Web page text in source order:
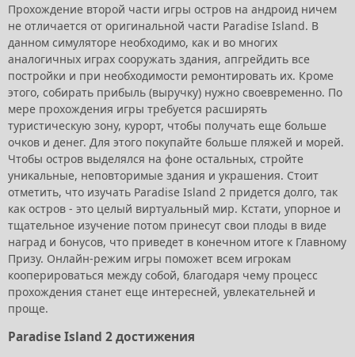
Прохождение второй части игры остров на андроид ничем
не отличается от оригинальной части Paradise Island. В
данном симуляторе необходимо, как и во многих
аналогичных играх сооружать здания, апгрейдить все
постройки и при необходимости ремонтировать их. Кроме
этого, собирать прибыль (выручку) нужно своевременно. По
мере прохождения игры требуется расширять
туристическую зону, курорт, чтобы получать еще больше
очков и денег. Для этого покупайте больше пляжей и морей.
Чтобы остров выделялся на фоне остальных, стройте
уникальные, неповторимые здания и украшения. Стоит
отметить, что изучать Paradise Island 2 придется долго, так
как остров - это целый виртуальный мир. Кстати, упорное и
тщательное изучение потом принесут свои плоды в виде
наград и бонусов, что приведет в конечном итоге к Главному
Призу. Онлайн-режим игры поможет всем игрокам
кооперироваться между собой, благодаря чему процесс
прохождения станет еще интересней, увлекательней и
проще.
Paradise Island 2 достижения